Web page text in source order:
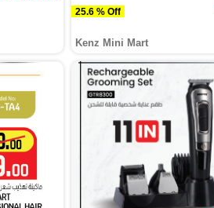
25.6 % Off
Kenz Mini Mart